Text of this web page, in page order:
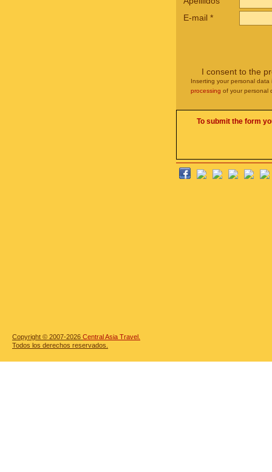
E-mail *
I consent to the
Inserting your personal
processing of your personal
To submit the form
Copyright © 2007-2026 Central Asia Travel.
Todos los derechos reservados.